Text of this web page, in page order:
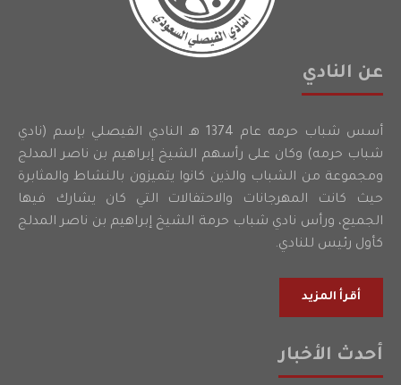
عن النادي
أسس شباب حرمه عام 1374 هـ النادي الفيصلي بإسم (نادي
شباب حرمه) وكان على رأسهم الشيخ إبراهيم بن ناصر المدلج
ومجموعة من الشباب والذين كانوا يتميزون بالنشاط والمثابرة
حيث كانت المهرجانات والاحتفالات التي كان يشارك فيها
الجميع، ورأس نادي شباب حرمة الشيخ إبراهيم بن ناصر المدلج
كأول رئيس للنادي.
أقرأ المزيد
أحدث الأخبار